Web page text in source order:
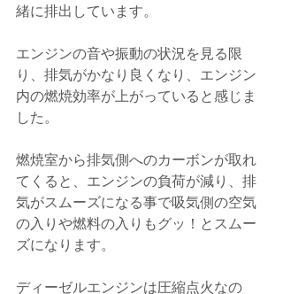
緒に排出しています。
エンジンの音や振動の状況を見る限
り、排気がかなり良くなり、エンジン
内の燃焼効率が上がっていると感じま
した。
燃焼室から排気側へのカーボンが取れ
てくると、エンジンの負荷が減り、排
気がスムーズになる事で吸気側の空気
の入りや燃料の入りもグッ！とスムー
ズになります。
ディーゼルエンジンは圧縮点火なの